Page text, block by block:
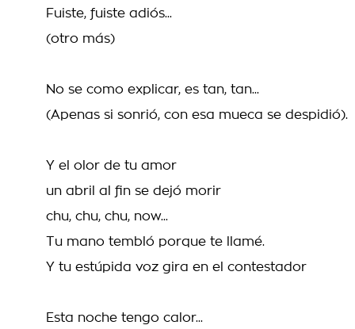
Fuiste, fuiste adiós...
(otro más)
No se como explicar, es tan, tan...
(Apenas si sonrió, con esa mueca se despidió).
Y el olor de tu amor
un abril al fin se dejó morir
chu, chu, chu, now...
Tu mano tembló porque te llamé.
Y tu estúpida voz gira en el contestador
Esta noche tengo calor...